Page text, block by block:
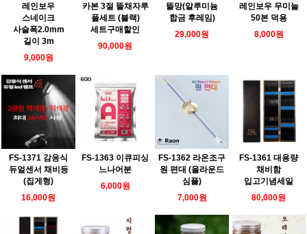
레인보우
스네이크
사슬폭2.0mm
길이 3m
9,000원
카본 3절 뜰채자루
풀세트 (블랙)
세트구매할인
90,000원
뜰망(알루미늄
합금 후레임)
29,000원
레인보우 무미늘
50본 덕용
8,000원
FS-1371 감응식
듀얼센서 채비등
(집게형)
16,000원
FS-1363 이큐피싱
느나어분
6,000원
FS-1362 라온조구
원 편대 (올라운드
심플)
7,000원
FS-1361 대용량
채비함
입고기념세일
80,000원